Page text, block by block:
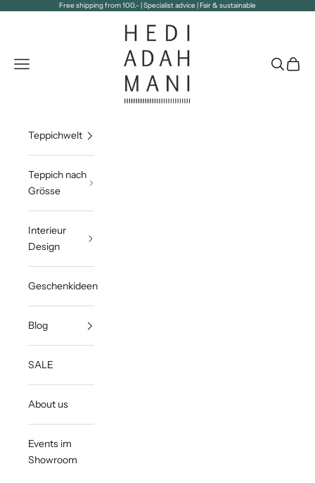
Zum Inhalt springenFree shipping from 100.- | Specialist advice | Fair & sustainable
Hedi Adahmani
Navigationsmenü öffnen Suche
Teppichwelt
Teppich nach
Grösse
Interieur
Design
Geschenkideen
Blog
SALE
About us
Events im
Showroom